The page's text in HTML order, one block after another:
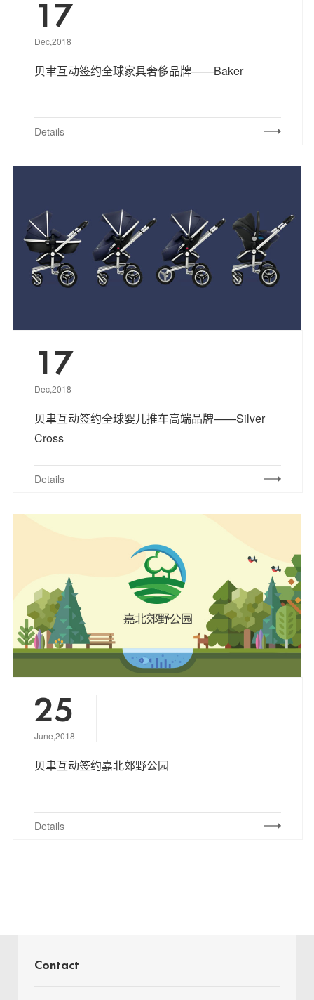
17
Dec,2018
贝聿互动签约全球家具奢侈品牌——Baker
Details
17
Dec,2018
贝聿互动签约全球婴儿推车高端品牌——Silver
Cross
Details
25
June,2018
贝聿互动签约嘉北郊野公园
Details
Contact